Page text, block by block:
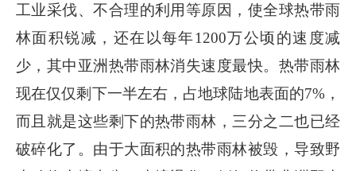
工业采伐、不合理的利用等原因，使全球热带雨
林面积锐减，还在以每年1200万公顷的速度减
少，其中亚洲热带雨林消失速度最快。热带雨林
现在仅仅剩下一半左右，占地球陆地表面的7%，
而且就是这些剩下的热带雨林，三分之二也已经
破碎化了。由于大面积的热带雨林被毁，导致野